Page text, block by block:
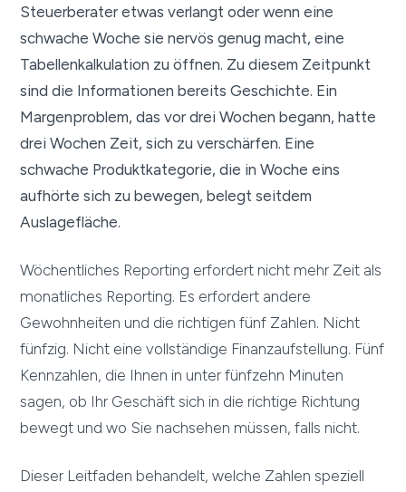
Steuerberater etwas verlangt oder wenn eine
schwache Woche sie nervös genug macht, eine
Tabellenkalkulation zu öffnen. Zu diesem Zeitpunkt
sind die Informationen bereits Geschichte. Ein
Margenproblem, das vor drei Wochen begann, hatte
drei Wochen Zeit, sich zu verschärfen. Eine
schwache Produktkategorie, die in Woche eins
aufhörte sich zu bewegen, belegt seitdem
Auslagefläche.
Wöchentliches Reporting erfordert nicht mehr Zeit als
monatliches Reporting. Es erfordert andere
Gewohnheiten und die richtigen fünf Zahlen. Nicht
fünfzig. Nicht eine vollständige Finanzaufstellung. Fünf
Kennzahlen, die Ihnen in unter fünfzehn Minuten
sagen, ob Ihr Geschäft sich in die richtige Richtung
bewegt und wo Sie nachsehen müssen, falls nicht.
Dieser Leitfaden behandelt, welche Zahlen speziell